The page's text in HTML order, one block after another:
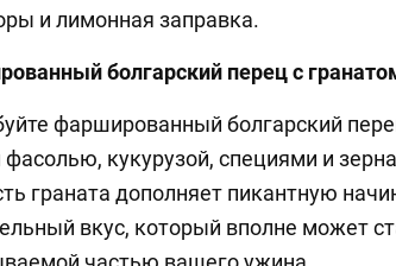
и лимонная заправка.
болгарский перец с
фаршированный болгарский
фасолью, кукурузой, специями и
граната дополняет пикантную
вкус, который вполне может